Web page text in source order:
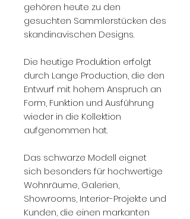
gehören heute zu den
gesuchten Sammlerstücken des
skandinavischen Designs.
Die heutige Produktion erfolgt
durch Lange Production, die den
Entwurf mit hohem Anspruch an
Form, Funktion und Ausführung
wieder in die Kollektion
aufgenommen hat.
Das schwarze Modell eignet
sich besonders für hochwertige
Wohnräume, Galerien,
Showrooms, Interior-Projekte und
Kunden, die einen markanten